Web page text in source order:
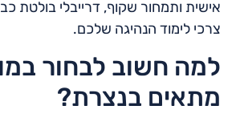
אישית ותמחור שקוף, דרייבלי בולטת
צרכי לימוד הנהיגה שלכם.
למה חשוב לבחור
מתאים בנצרת?